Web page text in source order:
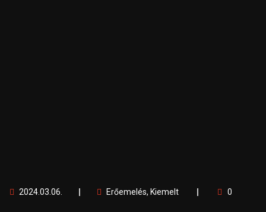
2024.03.06. Erőemelés, Kiemelt 0